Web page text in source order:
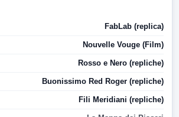
FabLab (replica)
Nouvelle Vouge (Film)
Rosso e Nero (repliche)
Buonissimo Red Roger (repliche)
Fili Meridiani (repliche)